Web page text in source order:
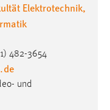
Elektrotechnik,
482-3654
.de
und
anzuzeigen.
Websites